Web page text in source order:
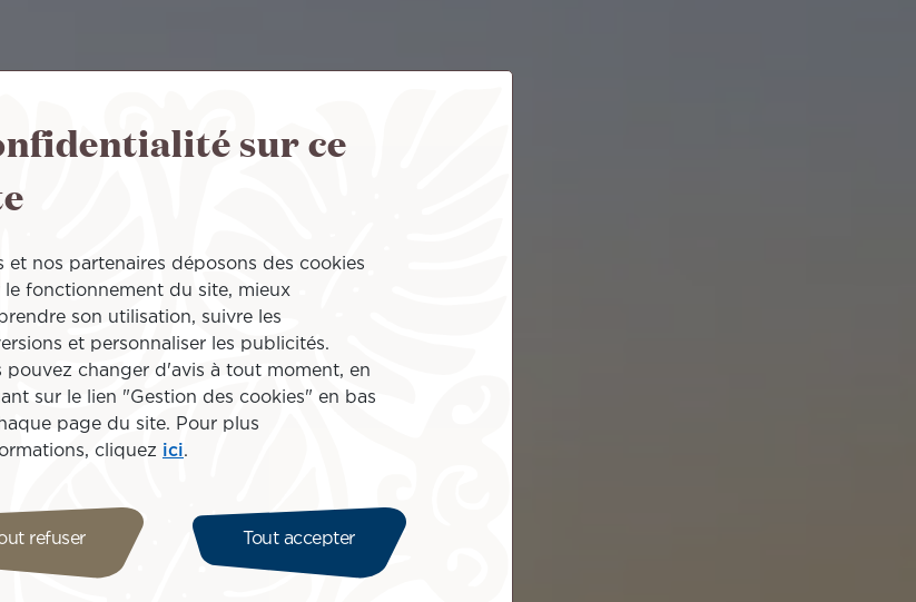
sur ce
et nos partenaires déposons des cookies
le fonctionnement du site, mieux
son utilisation, suivre les
et personnaliser les publicités.
pouvez changer d'avis à tout moment, en
sur le lien "Gestion des cookies" en bas
page du site. Pour plus
cliquez ici.
refuser Tout accepter